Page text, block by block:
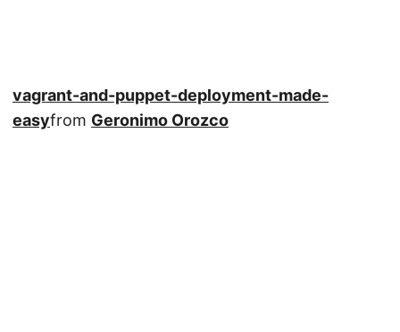
vagrant-and-puppet-deployment-made-
easyfrom Geronimo Orozco